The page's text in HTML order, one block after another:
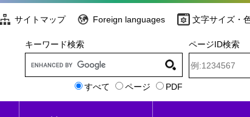
サイトマップ Foreign languages 文字サイズ・
キーワード検索
すべて ページ PDF
ページID検索